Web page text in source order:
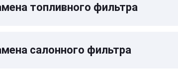
топливного фильтра
салонного фильтра